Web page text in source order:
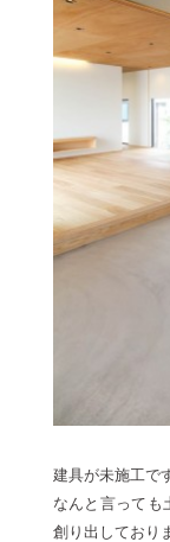
建具が未施工で
なんと言っても
創り出しており